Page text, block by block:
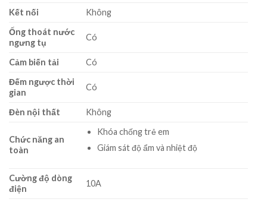
Kết nối
Không
Ống thoát nước
ngưng tụ
Có
Cảm biến tải
Có
Đếm ngược thời
gian
Có
Đèn nội thất Không
Chức năng an
toàn
Khóa chống trẻ em
Giám sát độ ẩm và nhiệt độ
Cường độ dòng
điện
10A